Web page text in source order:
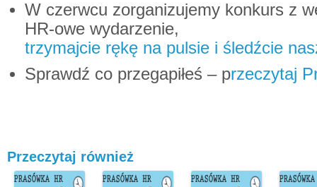
W czerwcu zorganizujemy konkurs z
HR-owe wydarzenie,
trzymajcie rękę na pulsie i śledźcie
Sprawdź co przegapiłeś – przeczytaj
Przeczytaj również